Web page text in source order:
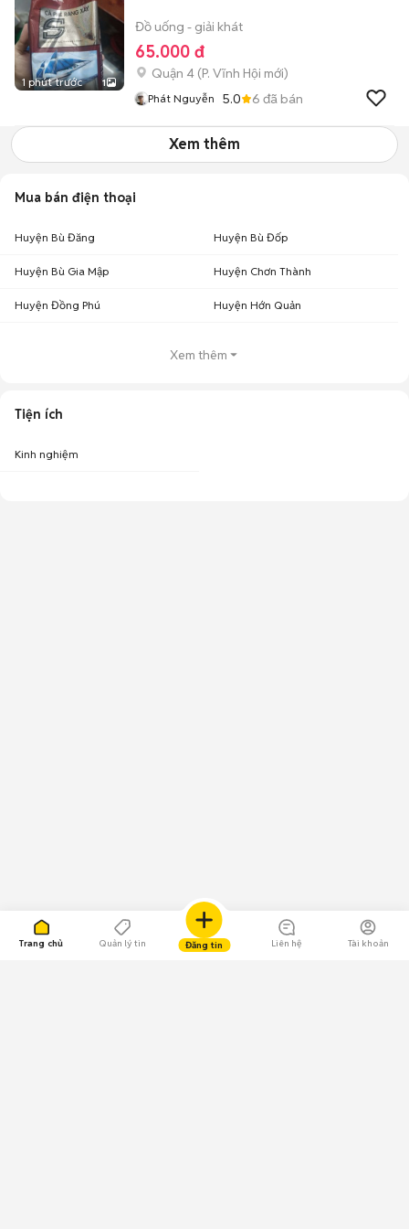
Trang chủ Quản lý tin Đăng tin Liên hệ Tài khoản
1 phút trước 1
Đồ uống - giải khát
65.000 đ
Quận 4 (P. Vĩnh Hội mới)
Phát Nguyễn 5.0 6 đã bán
Xem thêm
Mua bán điện thoại
Huyện Bù Đăng Huyện Bù Đốp
Huyện Bù Gia Mập Huyện Chơn Thành
Huyện Đồng Phú Huyện Hớn Quản
Xem thêm
Tiện ích
Kinh nghiệm